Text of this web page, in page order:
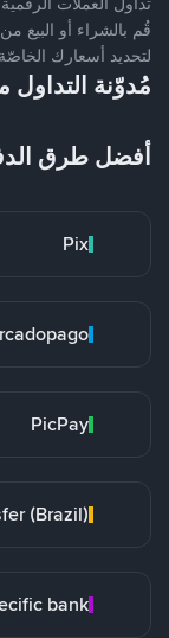
قُم بالشراء أو البيع
لتحديد أسعارك
مُدوّنة
أفضل طرق
Pix
PicPay
(Brazil)
bank